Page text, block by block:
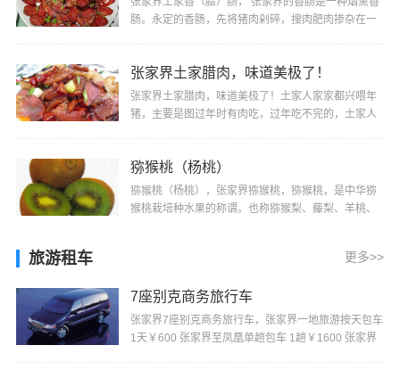
肠。永定的香肠，先将猪肉剁碎，搜肉肥肉掺杂在一
张家界土家腊肉，味道美极了！
张家界土家腊肉，味道美极了！土家人家家都兴喂年
猪，主要是图过年时有肉吃，过年吃不完的，土家人
猕猴桃（杨桃）
猕猴桃（杨桃），张家界猕猴桃，猕猴桃，是中华猕
猴桃栽培种水果的称谓。也称猕猴梨、藤梨、羊桃、
旅游租车 更多>>
7座别克商务旅行车
张家界7座别克商务旅行车，张家界一地旅游按天包车
1天￥600 张家界至凤凰单趟包车 1趟￥1600 张家界